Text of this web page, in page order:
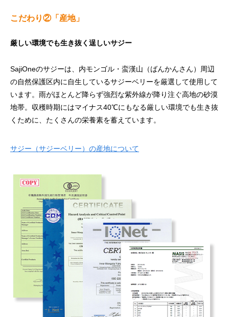
こだわり②「産地」
厳しい環境でも生き抜く逞しいサジー
SajiOneのサジーは、内モンゴル・蛮漢山（ばんかんさん）周辺
の自然保護区内に自生しているサジーベリーを厳選して使用して
います。雨がほとんど降らず強烈な紫外線が降り注ぐ高地の砂漠
地帯。収穫時期にはマイナス40℃にもなる厳しい環境でも生き抜
くために、たくさんの栄養素を蓄えています。
サジー（サジーベリー）の産地について